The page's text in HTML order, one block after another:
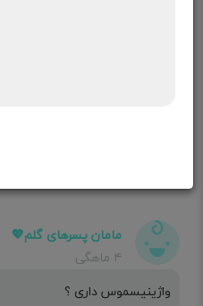
مامان پسرهای گلم💖
۴ ماهگی
واژینیسموس داری ؟